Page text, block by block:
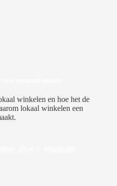
winkelen en hoe het de
lokaal winkelen een